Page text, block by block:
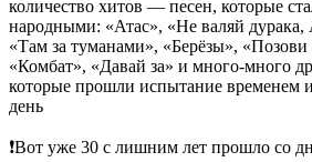
количество хитов — песен, которые
народными: «Атас», «Не валяй
«Там за туманами», «Берёзы»,
«Комбат», «Давай за» и много-много
которые прошли испытание временем
день
❗Вот уже 30 с лишним лет прошло со